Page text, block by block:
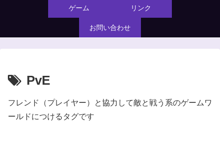
ゲーム リンク
お問い合わせ
PvE
フレンド（プレイヤー）と協力して敵と戦う系のゲームワ
ールドにつけるタグです